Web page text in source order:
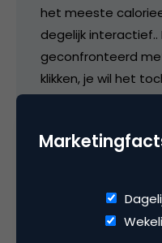
het meeste
degelijk interactief..
geconfronteerd
klikken, je wil het
sterk. Jemig ben ik
5 mei 2009 om